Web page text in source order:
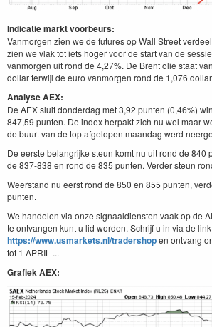
Indicatie markt voorbeurs:
Vanmorgen zien we de futures op Wall Street
zien we vlak tot iets hoger voor de start van de
vanmorgen uit rond de 4,27%. De Brent olie staat
dollar terwijl de euro vanmorgen rond de 1,076
Analyse AEX:
De AEX sluit donderdag met 3,92 punten (0,46%)
847,59 punten. De index herpakt zich nu wel maar
de buurt van de top afgelopen maandag werd
De eerste belangrijke steun komt nu uit rond de 840
de 837-838 en rond de 835 punten. Verder steun
Weerstand nu eerst rond de 850 en 855 punten,
punten.
We handelen via onze signaaldiensten vaak op de
te ontvangen kunt u lid worden. Schrijf u in via de link
https://www.usmarkets.nl/tradershopen ontvang
tot 1 APRIL ...
Grafiek AEX: